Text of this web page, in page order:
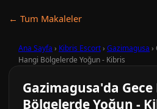
← Tum Makaleler
Ana Sayfa › Kibris Escort› Gazimagusa ›
Hangi Bölgelerde Yoğun - Kibris
Gazimagusa'da
Bölgelerde Yoğun -